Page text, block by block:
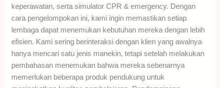
keperawatan, serta simulator CPR & emergency. Dengan
cara pengelompokan ini, kami ingin memastikan setiap
lembaga dapat menemukan kebutuhan mereka dengan lebih
efisien. Kami sering berinteraksi dengan klien yang awalnya
hanya mencari satu jenis manekin, tetapi setelah melakukan
pembahasan menemukan bahwa mereka sebenarnya
memerlukan beberapa produk pendukung untuk